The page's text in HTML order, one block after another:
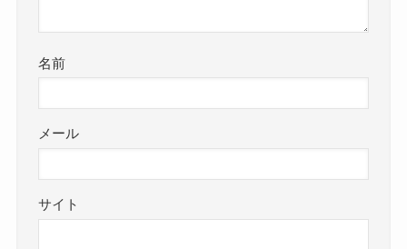
名前
メール
サイト